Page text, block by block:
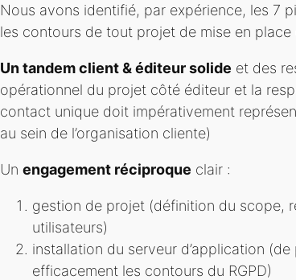
Nous avons identifié, par expérience, les 7
les contours de tout projet de mise en place
Un tandem client & éditeur solide et des
opérationnel du projet côté éditeur et la
contact unique doit impérativement
au sein de l’organisation cliente)
Un engagement réciproque clair :
gestion de projet (définition du scope,
utilisateurs)
installation du serveur d’application
efficacement les contours du RGPD)